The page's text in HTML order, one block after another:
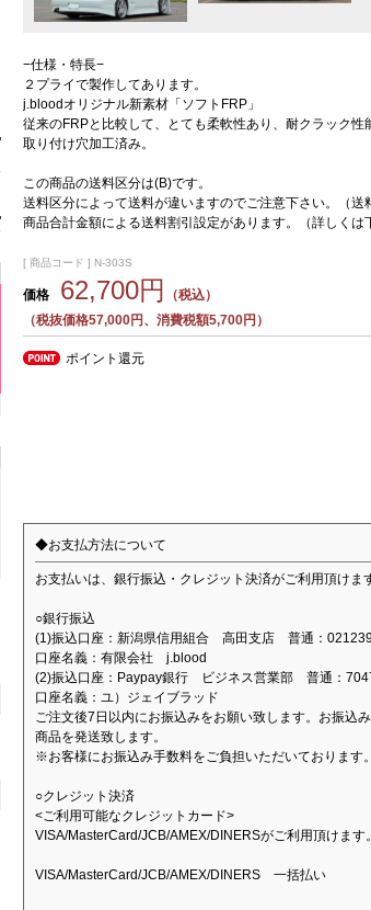
−仕様・特長−
２プライで製作してあります。
j.bloodオリジナル新素材「ソフトFRP」
従来のFRPと比較して、とても柔軟性あり、耐クラック性
取り付け穴加工済み。
この商品の送料区分は(B)です。
送料区分によって送料が違いますのでご注意下さい。（送
商品合計金額による送料割引設定があります。（詳しくは
[ 商品コード ] N-303S
価格 62,700円
（税込）
（税抜価格57,000円、消費税額5,700円）
ポイント還元
◆お支払方法について
お支払いは、銀行振込・クレジット決済がご利用頂けま
○銀行振込
(1)振込口座：新潟県信用組合 高田支店 普通：
口座名義：有限会社 j.blood
(2)振込口座：Paypay銀行 ビジネス営業部 普通：
口座名義：ユ）ジェイブラッド
ご注文後7日以内にお振込みをお願い致します。お振込み
商品を発送致します。
※お客様にお振込み手数料をご負担いただいております。
○クレジット決済
<ご利用可能なクレジットカード>
VISA/MasterCard/JCB/AMEX/DINERSがご利用頂けます。
VISA/MasterCard/JCB/AMEX/DINERS 一括払い